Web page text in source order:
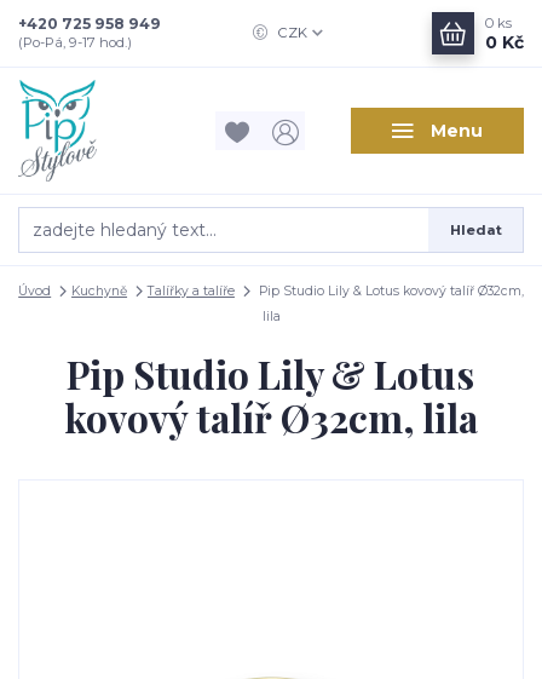
Menu
CZK
Hledat
+420 725 958 949
(Po-Pá, 9-17 hod.)
0 ks
0 Kč
Úvod Kuchyně Talířky a talíře
Pip Studio Lily & Lotus kovový talíř Ø32cm,
lila
Pip Studio Lily & Lotus
kovový talíř Ø32cm, lila